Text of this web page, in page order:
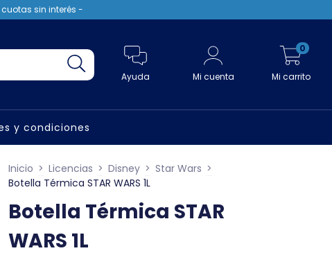
sin interés -
Ayuda Mi cuenta Mi carrito
0
y condiciones
Inicio > Licencias > Disney > Star Wars >
Botella Térmica STAR WARS 1L
Botella Térmica STAR
WARS 1L